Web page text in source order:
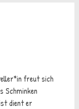
freut sich
Schminken
dient er